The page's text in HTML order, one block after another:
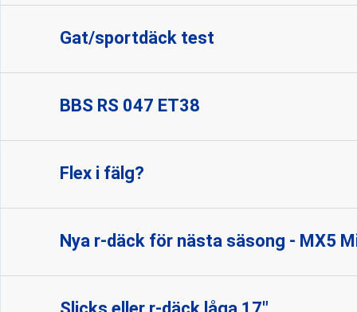
Gat/sportdäck test
BBS RS 047 ET38
Flex i fälg?
Nya r-däck för nästa säsong - MX5